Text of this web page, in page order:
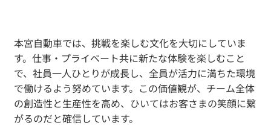
本宮自動車では、挑戦を楽しむ文化を大切にしていま
す。仕事・プライベート共に新たな体験を楽しむこと
で、社員一人ひとりが成長し、全員が活力に満ちた環境
で働けるよう努めています。この価値観が、チーム全体
の創造性と生産性を高め、ひいてはお客さまの笑顔に繋
がるのだと確信しています。